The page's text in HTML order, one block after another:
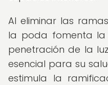
Al eliminar las
la poda fomenta la
penetración de la
esencial para su
estimula la